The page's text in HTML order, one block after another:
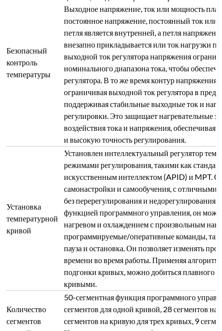
самонастройки и самообучения, с отличными
без перерегулирования и
функцией программного управления, он
нагревом и охлаждением с произвольным
программируемые/оперативные команды,
пауза и остановка. Он позволяет изменять
времени во время работы. Применяя
подгонки кривых, можно добиться плавного и
кривыми.
кривой нагрева
50-сегментная функция программного
сегментов для одной кривой, 28 сегментов
сегментов на кривую для трех кривых, 9
Несколько кривых могут быть введены
произвольно во время использования.
Две кнопки/ручки: Кнопка/ручка включения
переключения нагревательной камеры.
аксессуары
1 штука щипцов для тигля, 1 пара
Свяжитесь с нами сегодня